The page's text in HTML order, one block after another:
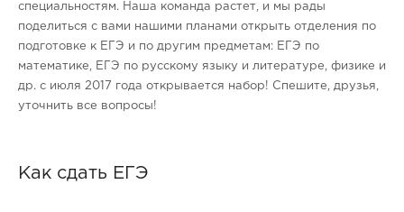
специальностям. Наша команда растет, и мы рады
поделиться с вами нашими планами открыть отделения по
подготовке к ЕГЭ и по другим предметам: ЕГЭ по
математике, ЕГЭ по русскому языку и литературе, физике и
др. с июля 2017 года открывается набор! Спешите, друзья,
уточнить все вопросы!
Как сдать ЕГЭ